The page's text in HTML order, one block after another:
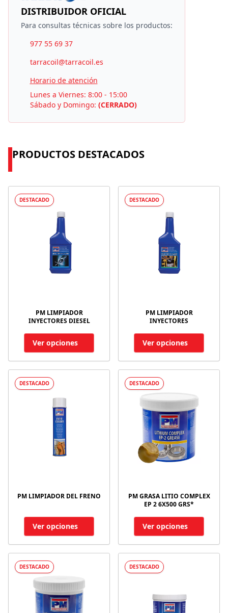
DISTRIBUIDOR OFICIAL
Para consultas técnicas sobre los productos:
977 55 69 37
tarracoil@tarracoil.es
Horario de atención
Lunes a Viernes: 8:00 - 15:00
Sábado y Domingo: (CERRADO)
PRODUCTOS DESTACADOS
DESTACADO
PM LIMPIADOR
INYECTORES DIESEL
Ver opciones
DESTACADO
PM LIMPIADOR
INYECTORES
Ver opciones
DESTACADO
PM LIMPIADOR DEL FRENO
Ver opciones
DESTACADO
PM GRASA LITIO COMPLEX
EP 2 6X500 GRS*
Ver opciones
DESTACADO DESTACADO